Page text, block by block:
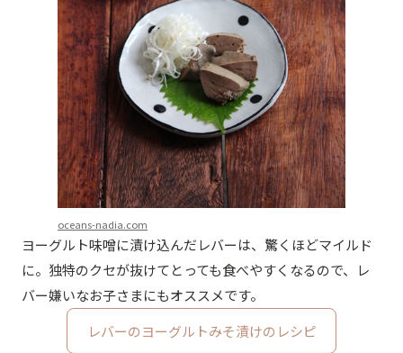
oceans-nadia.com
ヨーグルト味噌に漬け込んだレバーは、驚くほどマイルド
に。独特のクセが抜けてとっても食べやすくなるので、レ
バー嫌いなお子さまにもオススメです。
レバーのヨーグルトみそ漬けのレシピ